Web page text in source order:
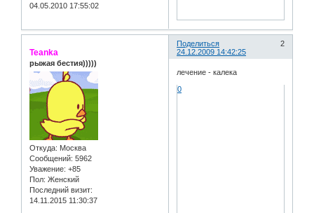
04.05.2010 17:55:02
Поделиться
2
24.12.2009 14:42:25
Teanka
рыжая бестия)))))
Откуда: Москва
Сообщений: 5962
Уважение: +85
Пол: Женский
Последний визит:
14.11.2015 11:30:37
лечение - калека
0